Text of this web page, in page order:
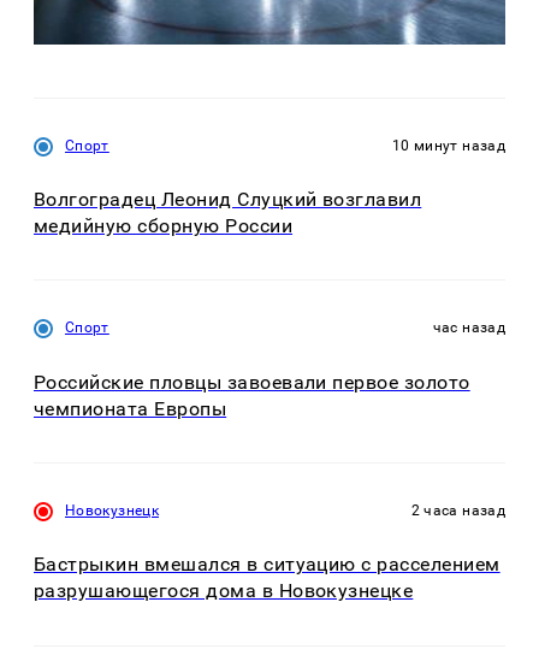
Спорт 10 минут назад
Волгоградец Леонид Слуцкий возглавил
медийную сборную России
Спорт час назад
Российские пловцы завоевали первое золото
чемпионата Европы
Новокузнецк 2 часа назад
Бастрыкин вмешался в ситуацию с расселением
разрушающегося дома в Новокузнецке